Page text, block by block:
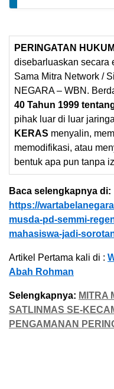
PERINGATAN
disebarluaskan secara
Sama Mitra Network /
NEGARA – WBN.
40 Tahun 1999
pihak luar di luar
KERAS menyalin,
memodifikasi, atau
bentuk apa pun tanpa
Baca selengkapnya di:
https://
musda-pd-semmi-
mahasiswa-jadi-
Artikel Pertama kali di :
Abah Rohman
Selengkapnya: MITRA
SATLINMAS SE-
PENGAMANAN